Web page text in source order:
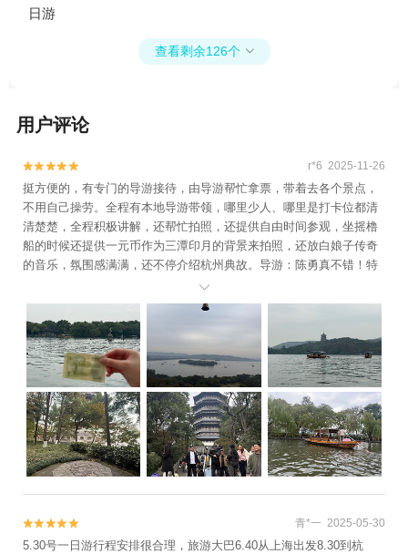
日游
查看剩余126个 
用户评论

 r*6 2025-11-26
挺方便的，有专门的导游接待，由导游帮忙拿票，带着去各个景点，
不用自己操劳。全程有本地导游带领，哪里少人、哪里是打卡位都清
清楚楚，全程积极讲解，还帮忙拍照，还提供自由时间参观，坐摇橹
船的时候还提供一元币作为三潭印月的背景来拍照，还放白娘子传奇
的音乐，氛围感满满，还不停介绍杭州典故。导游：陈勇真不错！特


 青*一 2025-05-30
5.30号一日游行程安排很合理，旅游大巴6.40从上海出发8.30到杭